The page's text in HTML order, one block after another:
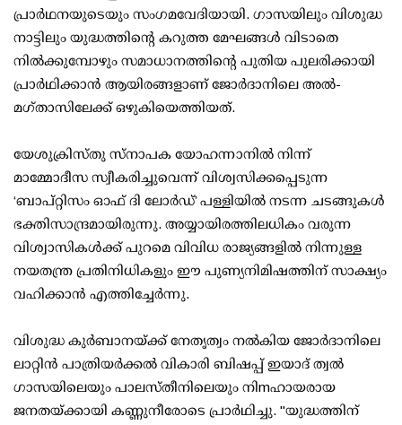
പ്രാർഥനയുടെയും സംഗമവേദിയായി. ഗാസയിലും വിശുദ്ധ
നാട്ടിലും യുദ്ധത്തിന്റെ കറുത്ത മേഘങ്ങൾ വിടാതെ
നിൽക്കുമ്പോഴും സമാധാനത്തിന്റെ പുതിയ പുലരിക്കായി
പ്രാർഥിക്കാൻ ആയിരങ്ങളാണ് ജോർദാനിലെ അൽ-
മഗ്താസിലേക്ക് ഒഴുകിയെത്തിയത്.
യേശുക്രിസ്തു സ്നാപക യോഹന്നാനിൽ നിന്ന്
മാമ്മോദീസ സ്വീകരിച്ചുവെന്ന് വിശ്വസിക്കപ്പെടുന്ന
‘ബാപ്റ്റിസം ഓഫ് ദി ലോർഡ്’ പള്ളിയിൽ നടന്ന ചടങ്ങുകൾ
ഭക്തിസാന്ദ്രമായിരുന്നു. അയ്യായിരത്തിലധികം വരുന്ന
വിശ്വാസികൾക്ക് പുറമെ വിവിധ രാജ്യങ്ങളിൽ നിന്നുള്ള
നയതന്ത്ര പ്രതിനിധികളും ഈ പുണ്യനിമിഷത്തിന് സാക്ഷ്യം
വഹിക്കാൻ എത്തിച്ചേർന്നു.
വിശുദ്ധ കുർബാനയ്ക്ക് നേതൃത്വം നൽകിയ ജോർദാനിലെ
ലാറ്റിൻ പാത്രിയർക്കൽ വികാരി ബിഷപ്പ് ഇയാദ് ത്വൽ
ഗാസയിലെയും പാലസ്തീനിലെയും നിmഹായരായ
ജനതയ്ക്കായി കണ്ണുനീരോടെ പ്രാർഥിച്ചു. "യുദ്ധത്തിന്